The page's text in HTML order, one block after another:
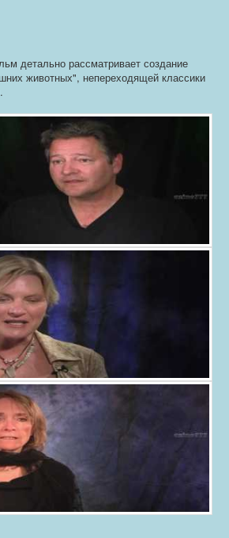
детально рассматривает создание
животных", непереходящей классики